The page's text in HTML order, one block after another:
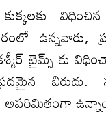
ఉన్నవారు,
టైమ్స్‌ కు
అపరిమితంగా